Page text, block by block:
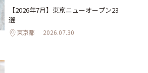
【2026年7月】東京ニューオープン23
選
東京都 2026.07.30